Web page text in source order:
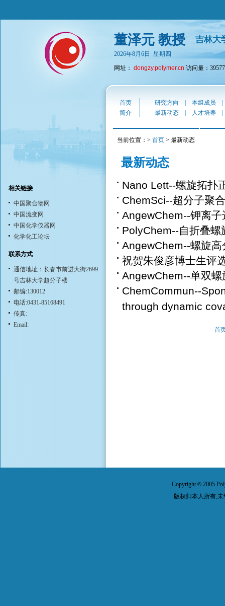
董泽元 教授 吉林大
2026年8月6日 星期四
网址： dongzy.polymer.cn 访问量：
相关链接
中国聚合物网
中国流变网
中国化学仪器网
化学化工论坛
联系方式
通信地址：长春市前进大街2699
号吉林大学超分子楼
邮编:130012
电话:0431-85168491
传真:
Email:
首页 研究方向 本组成员
简介
最新动态 人才培养
当前位置：> 首页 > 最新动态
最新动态
Nano Lett--螺旋拓扑
ChemSci--超分子聚
AngewChem--钾离
PolyChem--自折叠螺
AngewChem--螺旋
祝贺朱俊彦博士生评
AngewChem--单双螺
ChemCommun--
through dynamic
首
Copyright© 2005
版权归本人所有,